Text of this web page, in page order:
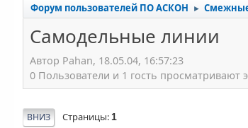
Форум пользователей ПО АСКОН ►
Самодельные линии
Автор Pahan, 18.05.04, 16:57:23
0 Пользователи и 1 гость просматривают
ВНИЗ Страницы 1